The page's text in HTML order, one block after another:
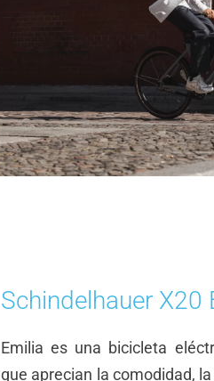
Schindelhauer X20
Emilia es una bicicleta
que aprecian la comodidad,